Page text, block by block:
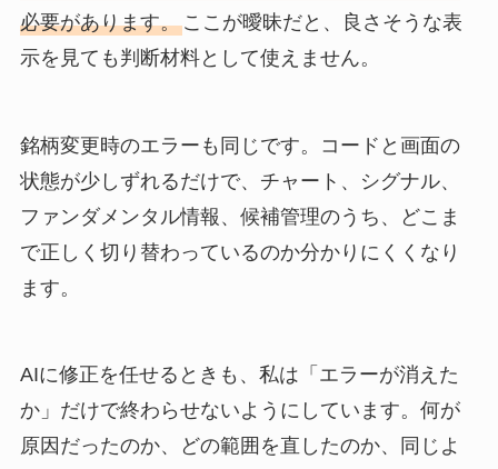
必要があります。ここが曖昧だと、良さそうな表
示を見ても判断材料として使えません。
銘柄変更時のエラーも同じです。コードと画面の
状態が少しずれるだけで、チャート、シグナル、
ファンダメンタル情報、候補管理のうち、どこま
で正しく切り替わっているのか分かりにくくなり
ます。
AIに修正を任せるときも、私は「エラーが消えた
か」だけで終わらせないようにしています。何が
原因だったのか、どの範囲を直したのか、同じよ